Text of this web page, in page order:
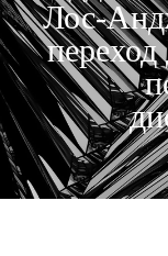
Лос-